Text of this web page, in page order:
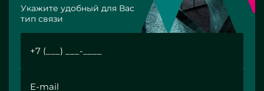
Укажите удобный для Вас
тип связи